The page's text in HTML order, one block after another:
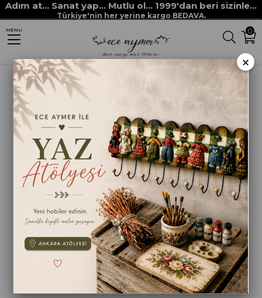
Adım at... Sanat yap... Mutlu ol... 1999'dan beri sizinle...
Türkiye'nin her yerine kargo BEDAVA.
0
MENU
Anasayfa BOYAMA ANA MALZEMELERİ Yardımcı Malzemeler
KADİFE RULO YEDEK 5CM
×